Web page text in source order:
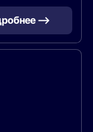
—>